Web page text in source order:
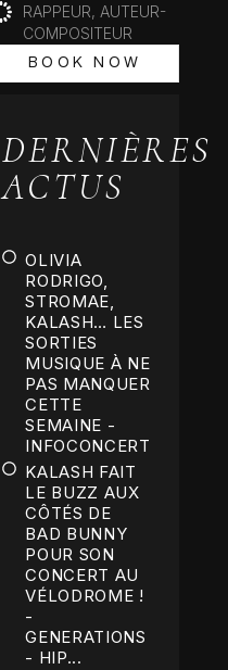
RAPPEUR, AUTEUR-
COMPOSITEUR
BOOK NOW
DERNIÈRES
ACTUS
OLIVIA
RODRIGO,
STROMAE,
KALASH… LES
SORTIES
MUSIQUE À NE
PAS MANQUER
CETTE
SEMAINE -
INFOCONCERT
KALASH FAIT
LE BUZZ AUX
CÔTÉS DE
BAD BUNNY
POUR SON
CONCERT AU
VÉLODROME !
-
GENERATIONS
- HIP...